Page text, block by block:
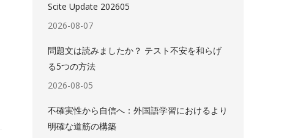
Scite Update 202605
2026-08-07
問題文は読みましたか？ テスト不安を和らげ
る5つの方法
2026-08-05
不確実性から自信へ：外国語学習におけるより
明確な道筋の構築